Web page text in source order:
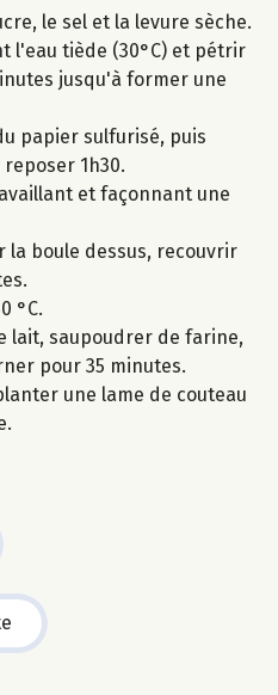
le sel et la levure sèche.
l'eau tiède (30°C) et pétrir
jusqu'à former une
papier sulfurisé, puis
1h30.
et façonnant une
la boule dessus, recouvrir
°C.
lait, saupoudrer de farine,
pour 35 minutes.
une lame de couteau